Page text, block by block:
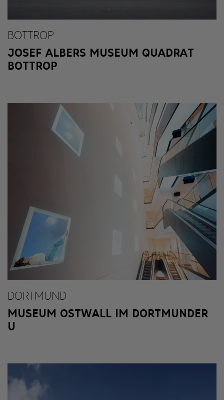
BOTTROP
JOSEF ALBERS MUSEUM QUADRAT
BOTTROP
DORTMUND
MUSEUM OSTWALL IM DORTMUNDER
U